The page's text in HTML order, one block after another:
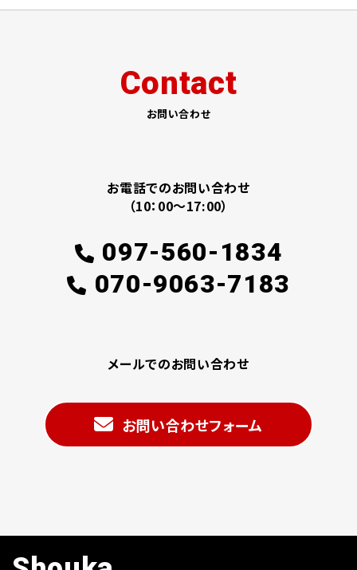
Contact
お問い合わせ
お電話でのお問い合わせ
（10：00～17:00）
097-560-1834
070-9063-7183
メールでのお問い合わせ
お問い合わせフォーム